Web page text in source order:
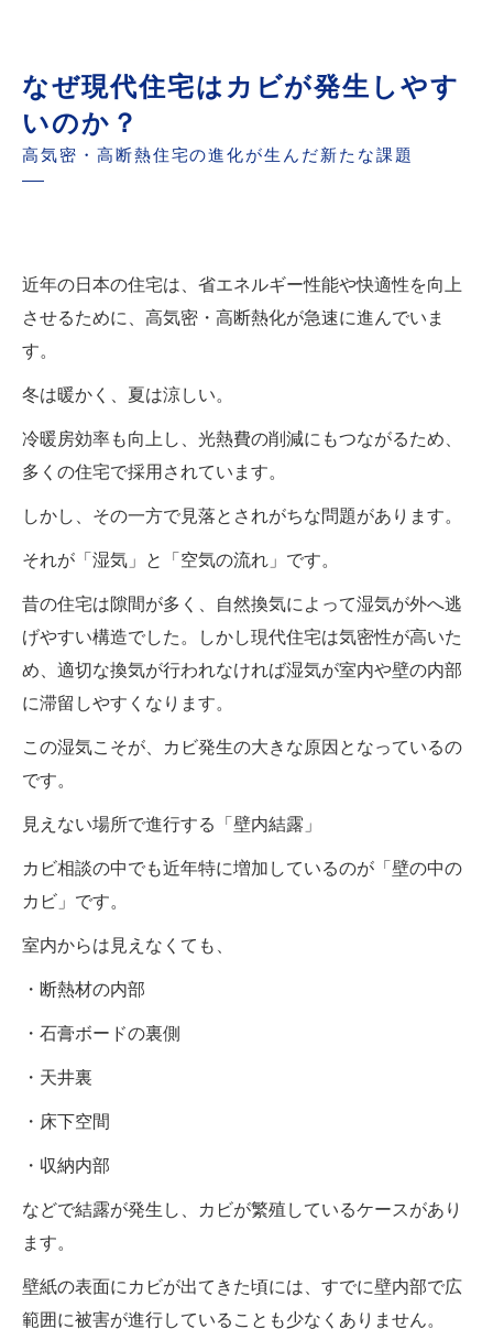
なぜ現代住宅はカビが発生しやす
いのか？
高気密・高断熱住宅の進化が生んだ新たな課題
近年の日本の住宅は、省エネルギー性能や快適性を向上
させるために、高気密・高断熱化が急速に進んでいま
す。
冬は暖かく、夏は涼しい。
冷暖房効率も向上し、光熱費の削減にもつながるため、
多くの住宅で採用されています。
しかし、その一方で見落とされがちな問題があります。
それが「湿気」と「空気の流れ」です。
昔の住宅は隙間が多く、自然換気によって湿気が外へ逃
げやすい構造でした。しかし現代住宅は気密性が高いた
め、適切な換気が行われなければ湿気が室内や壁の内部
に滞留しやすくなります。
この湿気こそが、カビ発生の大きな原因となっているの
です。
見えない場所で進行する「壁内結露」
カビ相談の中でも近年特に増加しているのが「壁の中の
カビ」です。
室内からは見えなくても、
・断熱材の内部
・石膏ボードの裏側
・天井裏
・床下空間
・収納内部
などで結露が発生し、カビが繁殖しているケースがあり
ます。
壁紙の表面にカビが出てきた頃には、すでに壁内部で広
範囲に被害が進行していることも少なくありません。